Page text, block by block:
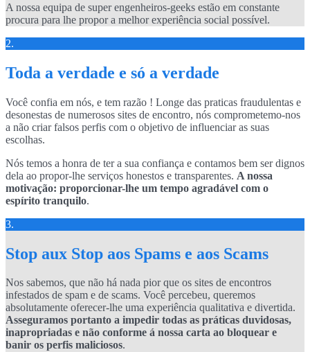
A nossa equipa de super engenheiros-geeks estão em constante
procura para lhe propor a melhor experiência social possível.
2.
Toda a verdade e só a verdade
Você confia em nós, e tem razão ! Longe das praticas fraudulentas e
desonestas de numerosos sites de encontro, nós comprometemo-nos
a não criar falsos perfis com o objetivo de influenciar as suas
escolhas.
Nós temos a honra de ter a sua confiança e contamos bem ser dignos
dela ao propor-lhe serviços honestos e transparentes. A nossa
motivação: proporcionar-lhe um tempo agradável com o
espírito tranquilo.
3.
Stop aux Stop aos Spams e aos Scams
Nos sabemos, que não há nada pior que os sites de encontros
infestados de spam e de scams. Você percebeu, queremos
absolutamente oferecer-lhe uma experiência qualitativa e divertida.
Asseguramos portanto a impedir todas as práticas duvidosas,
inapropriadas e não conforme á nossa carta ao bloquear e
banir os perfis maliciosos.